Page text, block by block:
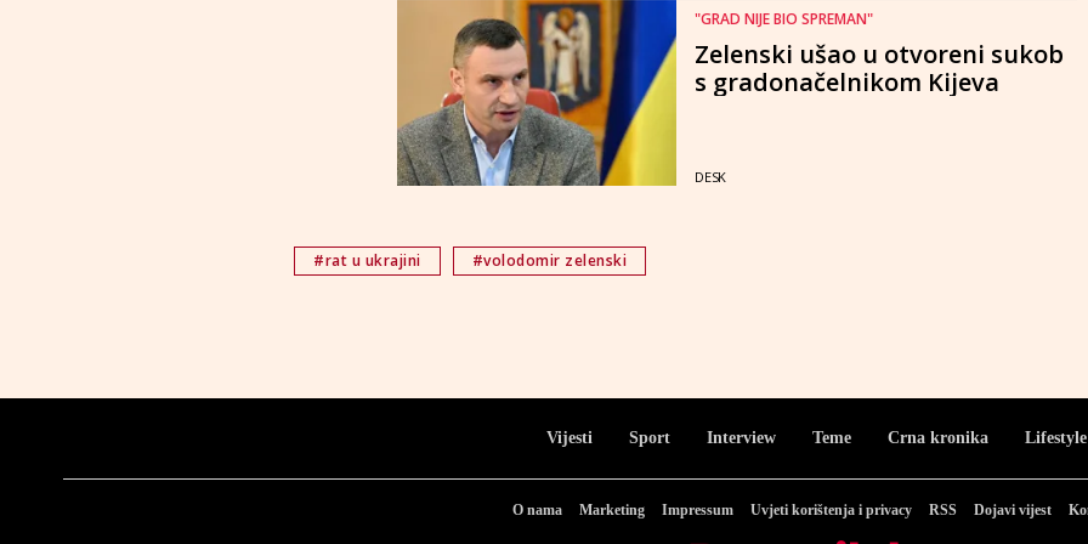
"GRAD NIJE BIO SPREMAN"
Zelenski ušao u otvoreni sukob
s gradonačelnikom Kijeva
DESK
#rat u ukrajini #volodomir zelenski
Vijesti Sport Interview Teme Crna kronika Lifestyle
O nama Marketing Impressum Uvjeti korištenja i privacy RSS Dojavi vijest